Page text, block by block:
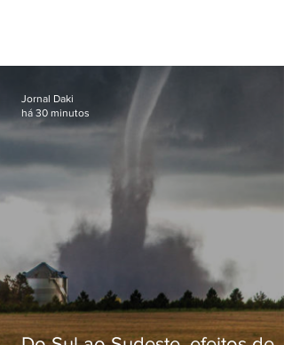
Jornal Daki
há 30 minutos